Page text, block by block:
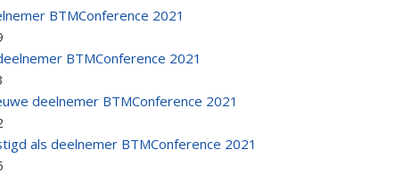
BTMConference 2021
BTMConference 2021
deelnemer BTMConference 2021
als deelnemer BTMConference 2021